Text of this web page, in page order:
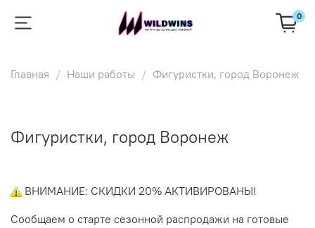
0
Главная Наши работы Фигуристки, город Воронеж
Фигуристки, город Воронеж
ВНИМАНИЕ: СКИДКИ 20% АКТИВИРОВАНЫ!
Сообщаем о старте сезонной распродажи на готовые